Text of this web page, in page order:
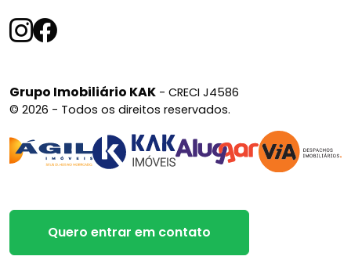
Grupo Imobiliário KAK - CRECI J4586
© 2026 - Todos os direitos reservados.
Quero entrar em contato